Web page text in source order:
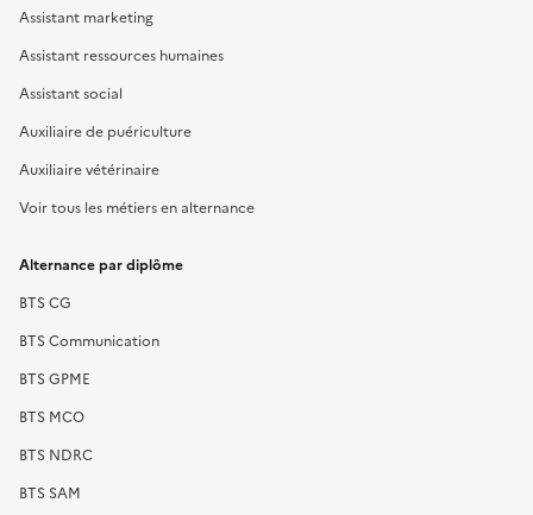
Assistant marketing
Assistant ressources humaines
Assistant social
Auxiliaire de puériculture
Auxiliaire vétérinaire
Voir tous les métiers en alternance
Alternance par diplôme
BTS CG
BTS Communication
BTS GPME
BTS MCO
BTS NDRC
BTS SAM